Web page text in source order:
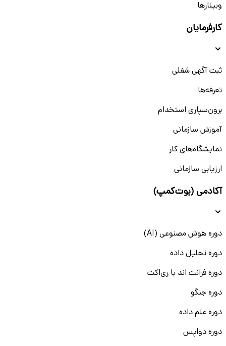
وبینار‌‌ها
کارفرمایان
ثبت آگهی شغلی
تعرفه‌ها
برون‌سپاری استخدام
آموزش سازمانی
نمایشگاه‌های کار
ارزیابی سازمانی
آکادمی (بوت‌کمپ)
دوره هوش مصنوعی (AI)
دوره تحلیل داده
دوره فرانت اند با ری‌اکت
دوره جنگو
دوره علم داده
دوره دواپس